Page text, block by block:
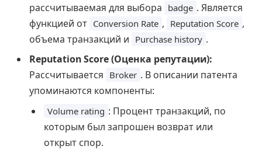
рассчитываемая для выбора badge . Является
функцией от Conversion Rate , Reputation Score ,
объема транзакций и Purchase history .
Reputation Score (Оценка репутации):
Рассчитывается Broker . В описании патента
упоминаются компоненты:
Volume rating : Процент транзакций, по
которым был запрошен возврат или
открыт спор.